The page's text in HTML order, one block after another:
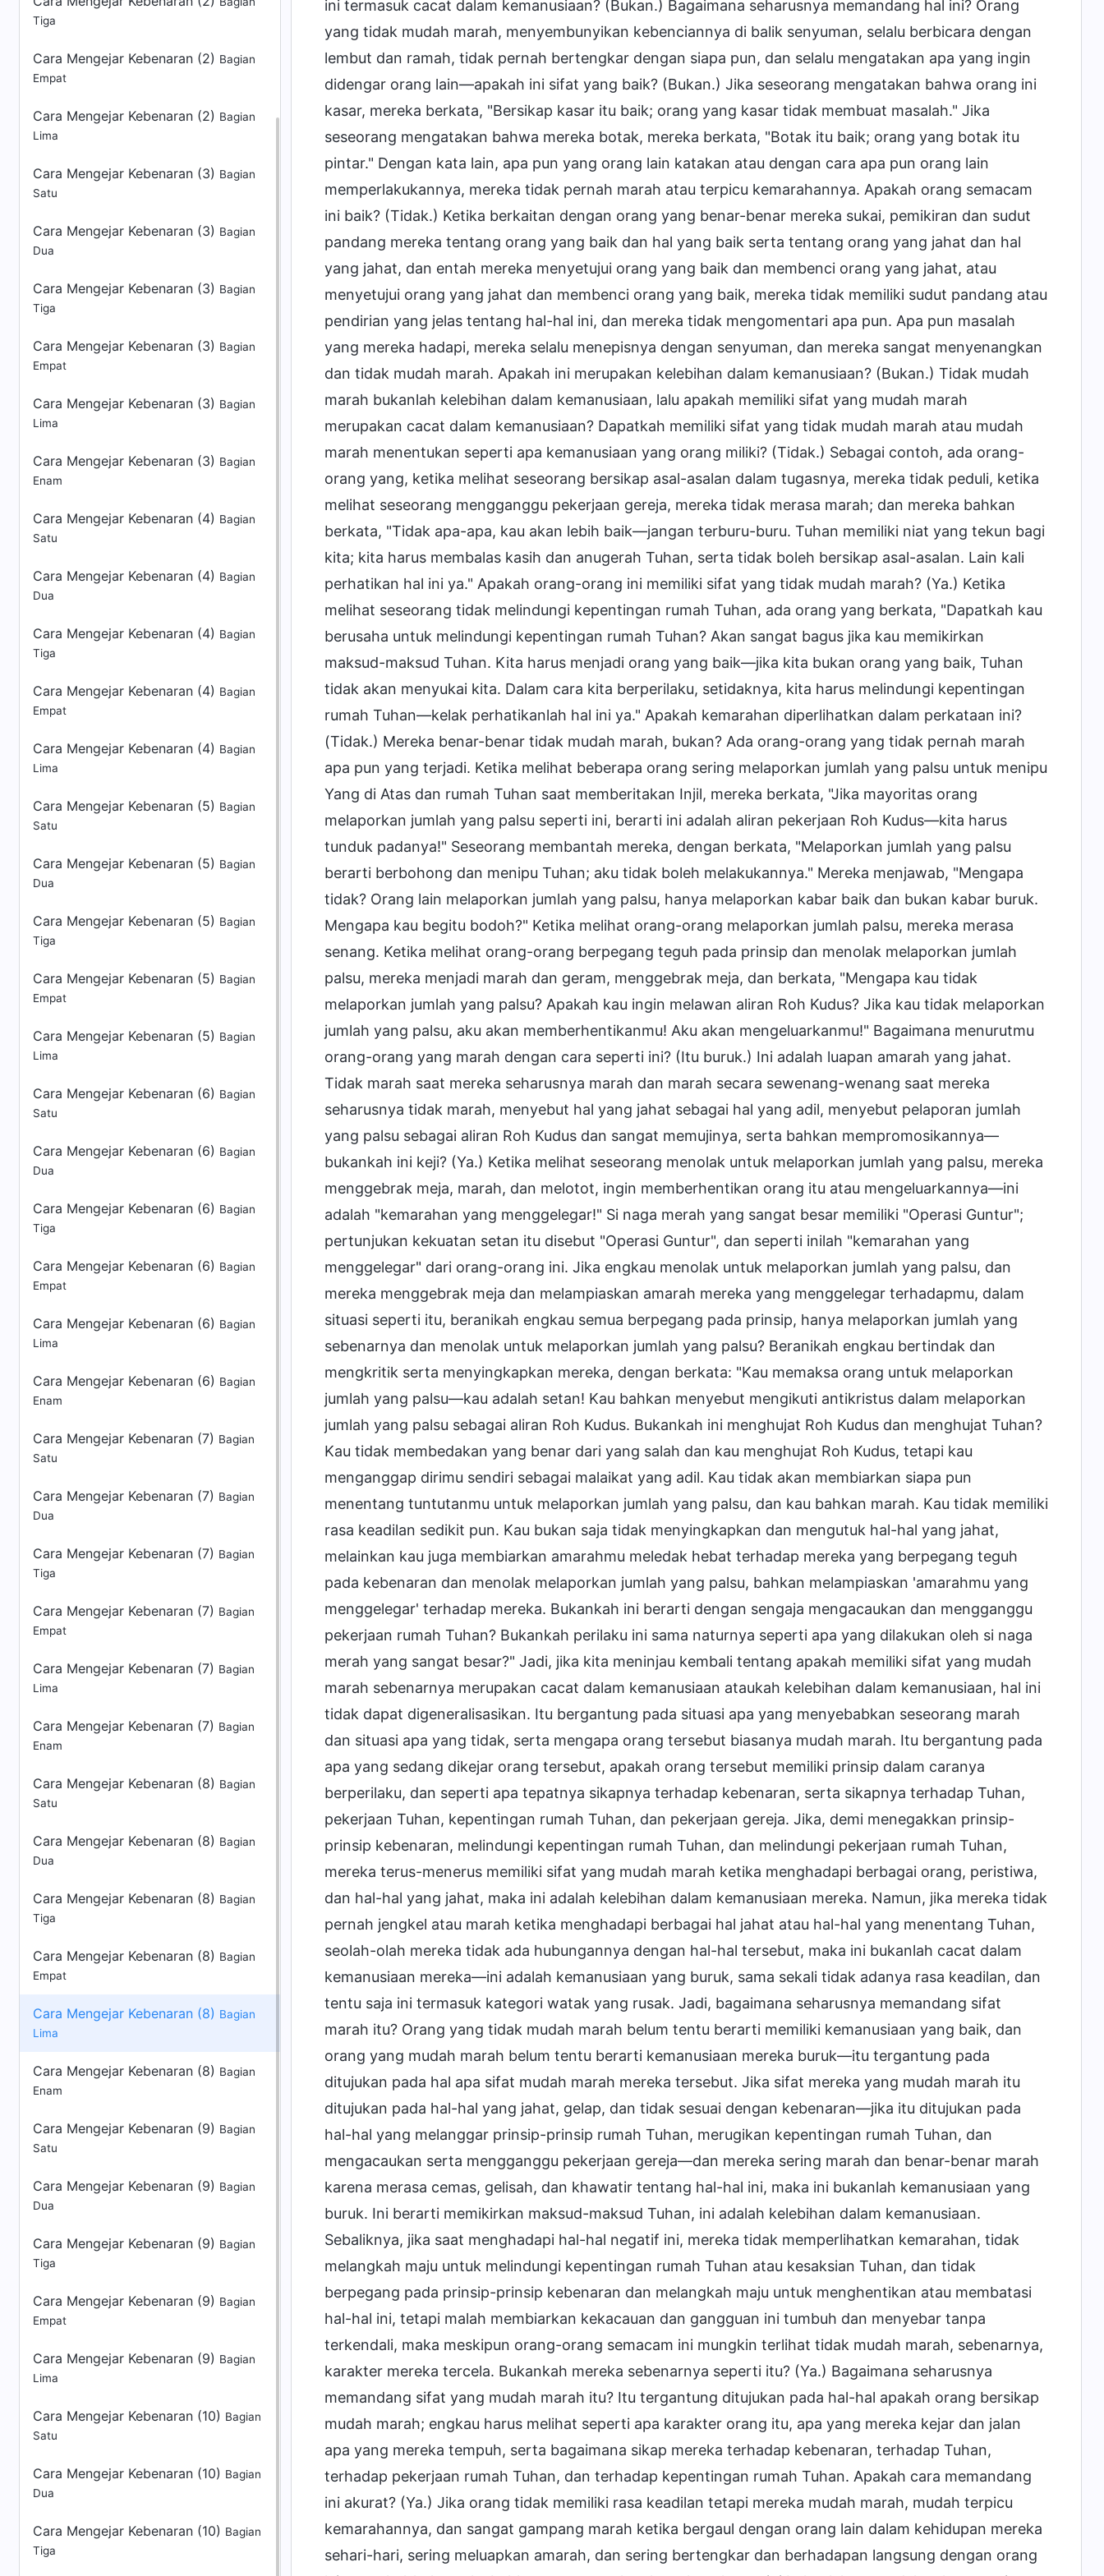
Tiga
Cara Mengejar Kebenaran (2) Bagian
Empat
Cara Mengejar Kebenaran (2) Bagian
Lima
Cara Mengejar Kebenaran (3) Bagian
Satu
Cara Mengejar Kebenaran (3) Bagian
Dua
Cara Mengejar Kebenaran (3) Bagian
Tiga
Cara Mengejar Kebenaran (3) Bagian
Empat
Cara Mengejar Kebenaran (3) Bagian
Lima
Cara Mengejar Kebenaran (3) Bagian
Enam
Cara Mengejar Kebenaran (4) Bagian
Satu
Cara Mengejar Kebenaran (4) Bagian
Dua
Cara Mengejar Kebenaran (4) Bagian
Tiga
Cara Mengejar Kebenaran (4) Bagian
Empat
Cara Mengejar Kebenaran (4) Bagian
Lima
Cara Mengejar Kebenaran (5) Bagian
Satu
Cara Mengejar Kebenaran (5) Bagian
Dua
Cara Mengejar Kebenaran (5) Bagian
Tiga
Cara Mengejar Kebenaran (5) Bagian
Empat
Cara Mengejar Kebenaran (5) Bagian
Lima
Cara Mengejar Kebenaran (6) Bagian
Satu
Cara Mengejar Kebenaran (6) Bagian
Dua
Cara Mengejar Kebenaran (6) Bagian
Tiga
Cara Mengejar Kebenaran (6) Bagian
Empat
Cara Mengejar Kebenaran (6) Bagian
Lima
Cara Mengejar Kebenaran (6) Bagian
Enam
Cara Mengejar Kebenaran (7) Bagian
Satu
Cara Mengejar Kebenaran (7) Bagian
Dua
Cara Mengejar Kebenaran (7) Bagian
Tiga
Cara Mengejar Kebenaran (7) Bagian
Empat
Cara Mengejar Kebenaran (7) Bagian
Lima
Cara Mengejar Kebenaran (7) Bagian
Enam
Cara Mengejar Kebenaran (8) Bagian
Satu
Cara Mengejar Kebenaran (8) Bagian
Dua
Cara Mengejar Kebenaran (8) Bagian
Tiga
Cara Mengejar Kebenaran (8) Bagian
Empat
Cara Mengejar Kebenaran (8) Bagian
Lima
Cara Mengejar Kebenaran (8) Bagian
Enam
Cara Mengejar Kebenaran (9) Bagian
Satu
Cara Mengejar Kebenaran (9) Bagian
Dua
Cara Mengejar Kebenaran (9) Bagian
Tiga
Cara Mengejar Kebenaran (9) Bagian
Empat
Cara Mengejar Kebenaran (9) Bagian
Lima
Cara Mengejar Kebenaran (10) Bagian
Satu
Cara Mengejar Kebenaran (10) Bagian
Dua
Cara Mengejar Kebenaran (10) Bagian
Tiga